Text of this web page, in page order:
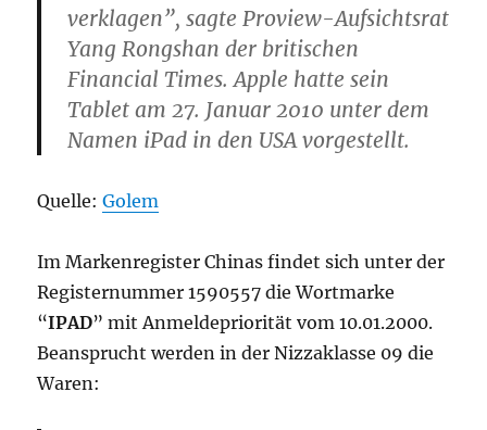
verklagen”, sagte Proview-Aufsichtsrat
Yang Rongshan der britischen
Financial Times. Apple hatte sein
Tablet am 27. Januar 2010 unter dem
Namen iPad in den USA vorgestellt.
Quelle:Golem
Im Markenregister Chinas findet sich unter der
Registernummer 1590557 die Wortmarke
“IPAD” mit Anmeldepriorität vom 10.01.2000.
Beansprucht werden in der Nizzaklasse 09 die
Waren: